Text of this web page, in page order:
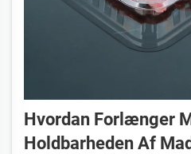
Hvordan Forlænger
Holdbarheden Af